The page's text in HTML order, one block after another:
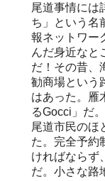
尾道事情には
ち」という名
報ネットワー
んだ身近なと
だ！その昔、
勧商場という
はあった。雁
るGocci」だ。
尾道市民のほ
た。完全予約
ければならず
だ。小さな路